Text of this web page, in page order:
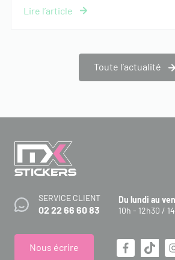
Toute l’actualité
SERVICE CLIENT
02 22 66 60 83
Du lundi au
10h - 12h30 /
Nous écrire